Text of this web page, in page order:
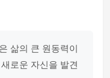
삶의 큰 원동력이
로운 자신을 발견